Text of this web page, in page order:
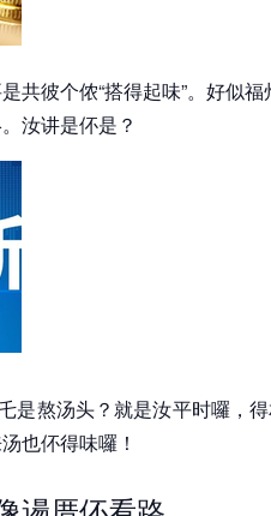
共彼个侬“搭得起味”。好似
汝讲是伓是？
是熬汤头？就是汝平时囉，
也伓得味囉！